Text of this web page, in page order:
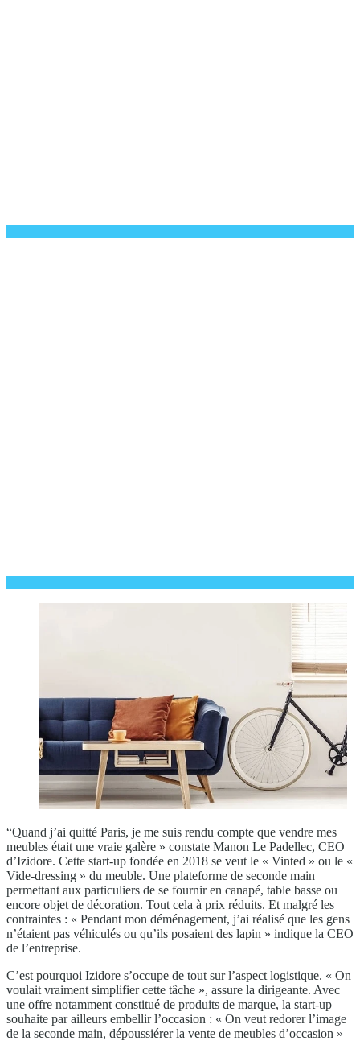
“Quand j’ai quitté Paris, je me suis rendu compte que vendre mes
meubles était une vraie galère » constate Manon Le Padellec, CEO
d’Izidore. Cette start-up fondée en 2018 se veut le « Vinted » ou le «
Vide-dressing » du meuble. Une plateforme de seconde main
permettant aux particuliers de se fournir en canapé, table basse ou
encore objet de décoration. Tout cela à prix réduits. Et malgré les
contraintes : « Pendant mon déménagement, j’ai réalisé que les gens
n’étaient pas véhiculés ou qu’ils posaient des lapin » indique la CEO
de l’entreprise.
C’est pourquoi Izidore s’occupe de tout sur l’aspect logistique. « On
voulait vraiment simplifier cette tâche », assure la dirigeante. Avec
une offre notamment constitué de produits de marque, la start-up
souhaite par ailleurs embellir l’occasion : « On veut redorer l’image
de la seconde main, dépoussiérer la vente de meubles d’occasion »